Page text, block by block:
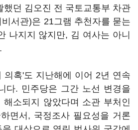
했던 김오진 전 국토교통부 차관
서관)은 21그램 추천자를 묻는
나지지 않지만, 김 여사는 아니
의혹'도 지난해에 이어 2년 연속
다. 민주당은 그간 노선 변경을
소되지 않았다며 소관 부처인
면서, 국정조사 필요성을 거론